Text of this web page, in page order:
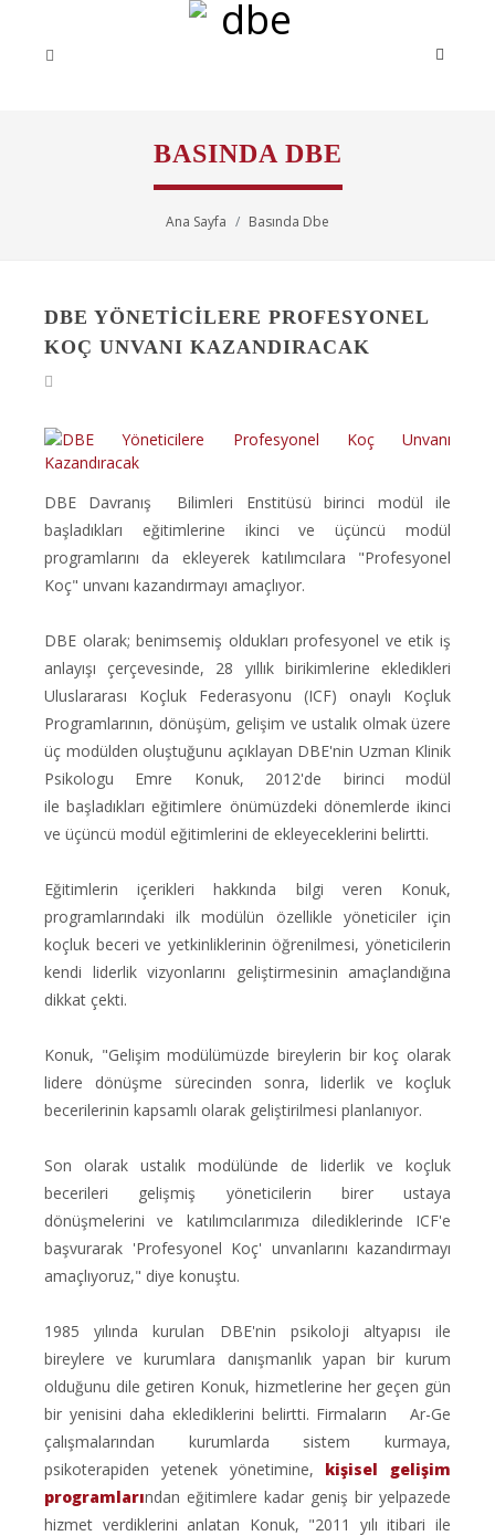
BASINDA DBE
Ana Sayfa Basında Dbe
DBE YÖNETICILERE PROFESYONEL
KOÇ UNVANI KAZANDIRACAK
DBE Davranış Bilimleri Enstitüsü birinci modül ile
başladıkları eğitimlerine ikinci ve üçüncü modül
programlarını da ekleyerek katılımcılara "Profesyonel
Koç" unvanı kazandırmayı amaçlıyor.
DBE olarak; benimsemiş oldukları profesyonel ve etik iş
anlayışı çerçevesinde, 28 yıllık birikimlerine ekledikleri
Uluslararası Koçluk Federasyonu (ICF) onaylı Koçluk
Programlarının, dönüşüm, gelişim ve ustalık olmak üzere
üç modülden oluştuğunu açıklayan DBE'nin Uzman Klinik
Psikologu Emre Konuk, 2012'de birinci modül
ile başladıkları eğitimlere önümüzdeki dönemlerde ikinci
ve üçüncü modül eğitimlerini de ekleyeceklerini belirtti.
Eğitimlerin içerikleri hakkında bilgi veren Konuk,
programlarındaki ilk modülün özellikle yöneticiler için
koçluk beceri ve yetkinliklerinin öğrenilmesi, yöneticilerin
kendi liderlik vizyonlarını geliştirmesinin amaçlandığına
dikkat çekti.
Konuk, "Gelişim modülümüzde bireylerin bir koç olarak
lidere dönüşme sürecinden sonra, liderlik ve koçluk
becerilerinin kapsamlı olarak geliştirilmesi planlanıyor.
Son olarak ustalık modülünde de liderlik ve koçluk
becerileri gelişmiş yöneticilerin birer ustaya
dönüşmelerini ve katılımcılarımıza dilediklerinde ICF'e
başvurarak 'Profesyonel Koç' unvanlarını kazandırmayı
amaçlıyoruz," diye konuştu.
1985 yılında kurulan DBE'nin psikoloji altyapısı ile
bireylere ve kurumlara danışmanlık yapan bir kurum
olduğunu dile getiren Konuk, hizmetlerine her geçen gün
bir yenisini daha eklediklerini belirtti. Firmaların Ar-Ge
çalışmalarından kurumlarda sistem kurmaya,
psikoterapiden yetenek yönetimine, kişisel gelişim
programlarından eğitimlere kadar geniş bir yelpazede
hizmet verdiklerini anlatan Konuk, "2011 yılı itibari ile